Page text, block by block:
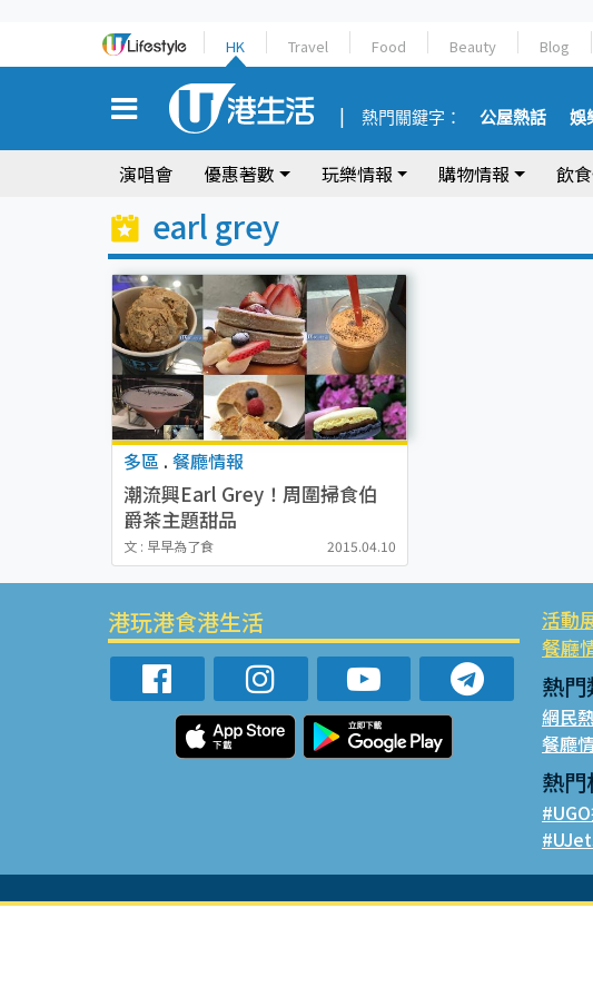
HK Travel Food Beauty Blog
熱門關鍵字： 公屋熱話 娛
演唱會 優惠著數 玩樂情報 購物情報 飲
earl grey
多區 . 餐廳情報
潮流興Earl Grey！周圍掃食伯
爵茶主題甜品
文 : 早早為了食 2015.04.10
港玩港食港生活 活動
餐廳
熱門
網民
餐廳
熱